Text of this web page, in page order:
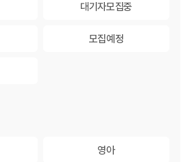
대기자모집중대기자모집중
모집예정
영아